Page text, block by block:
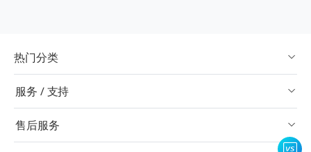
热门分类
服务 / 支持
售后服务